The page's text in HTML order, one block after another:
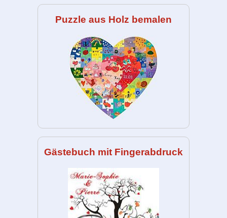
Puzzle aus Holz bemalen
Gästebuch mit Fingerabdruck